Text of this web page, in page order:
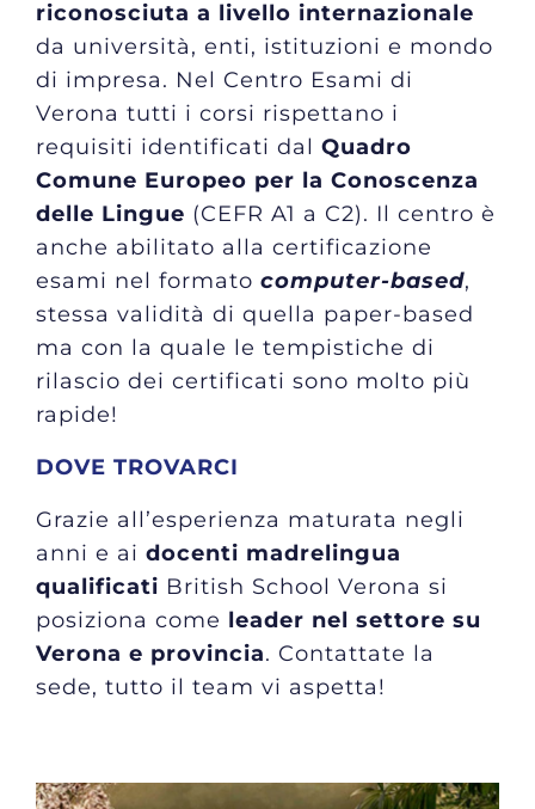
riconosciuta a livello internazionale
da università, enti, istituzioni e mondo
di impresa. Nel Centro Esami di
Verona tutti i corsi rispettano i
requisiti identificati dal Quadro
Comune Europeo per la Conoscenza
delle Lingue (CEFR A1 a C2). Il centro è
anche abilitato alla certificazione
esami nel formato computer-based,
stessa validità di quella paper-based
ma con la quale le tempistiche di
rilascio dei certificati sono molto più
rapide!
DOVE TROVARCI
Grazie all’esperienza maturata negli
anni e ai docenti madrelingua
qualificati British School Verona si
posiziona come leader nel settore su
Verona e provincia. Contattate la
sede, tutto il team vi aspetta!